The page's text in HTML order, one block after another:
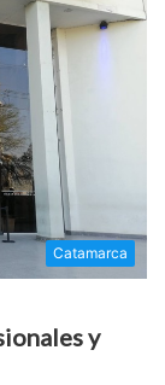
Catamarca
y